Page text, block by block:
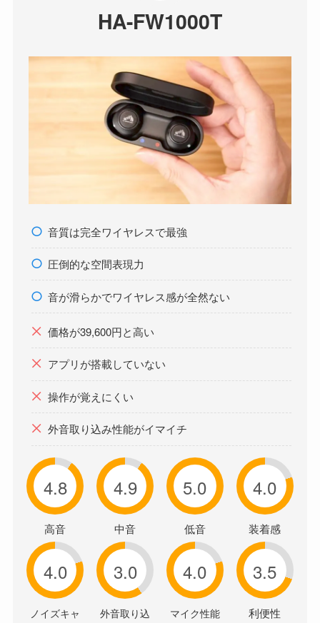
HA-FW1000T
音質は完全ワイヤレスで最強
圧倒的な空間表現力
音が滑らかでワイヤレス感が全然ない
価格が39,600円と高い
アプリが搭載していない
操作が覚えにくい
外音取り込み性能がイマイチ
4.8
高音
4.9
中音
5.0
低音
4.0
装着感
4.0
ノイズキャ
3.0
外音取り込
4.0
マイク性能
3.5
利便性